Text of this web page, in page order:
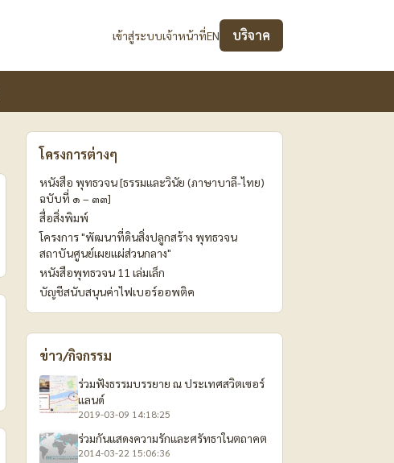
เข้าสู่ระบบเจ้าหน้าที่EN บริจาค
โครงการต่างๆ
หนังสือ พุทธวจน [ธรรมและวินัย (ภาษาบาลี-ไทย)
ฉบับที่ ๑ – ๓๓]
สื่อสิ่งพิมพ์
โครงการ "พัฒนาที่ดินสิ่งปลูกสร้าง พุทธวจน
สถาบันศูนย์เผยแผ่ส่วนกลาง"
หนังสือพุทธวจน 11 เล่มเล็ก
บัญชีสนับสนุนค่าไฟเบอร์ออพติค
ข่าว/กิจกรรม
ร่วมฟังธรรมบรรยาย ณ ประเทศสวิตเซอร์
แลนด์
2019-03-09 14:18:25
ร่วมกันแสดงความรักและศรัทธาในตถาคต
2014-03-22 15:06:36